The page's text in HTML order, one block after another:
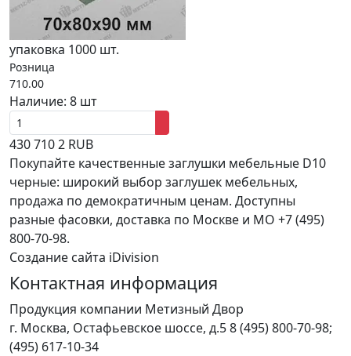
упаковка 1000 шт.
Розница
710.00
Наличие: 8 шт
4307102 RUB
Покупайте качественные заглушки мебельные D10
черные: широкий выбор заглушек мебельных,
продажа по демократичным ценам. Доступны
разные фасовки, доставка по Москве и МО +7 (495)
800-70-98.
Создание сайта iDivision
Контактная информация
Продукция компании Метизный Двор
г. Москва, Остафьевское шоссе, д.58 (495) 800-70-98;
(495) 617-10-34